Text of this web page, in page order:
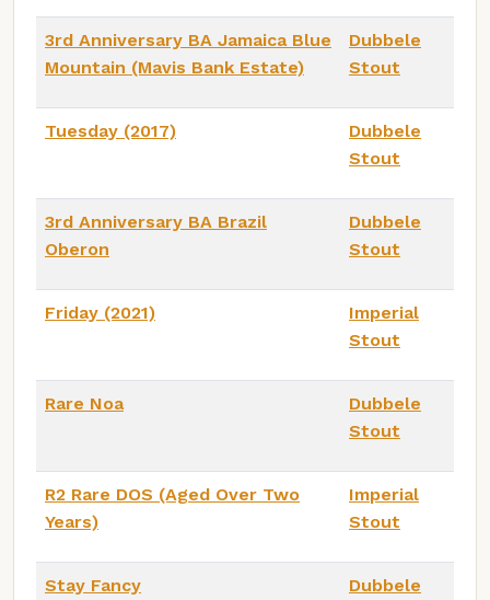
3rd Anniversary BA Jamaica Blue
Mountain (Mavis Bank Estate)
Dubbele
Stout
Tuesday (2017)
Dubbele
Stout
3rd Anniversary BA Brazil
Oberon
Dubbele
Stout
Friday (2021)
Imperial
Stout
Rare Noa
Dubbele
Stout
R2 Rare DOS (Aged Over Two
Years)
Imperial
Stout
Stay Fancy
Dubbele